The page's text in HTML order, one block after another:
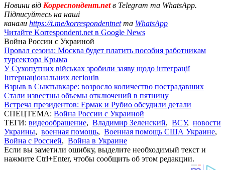
Новини від Корреспондент.netв Telegram та WhatsApp.
Підписуйтесь на наші
канали https://t.me/korrespondentnetта WhatsApp
Читайте Korrespondent.net в Google News
Война России с Украиной
Провал сезона: Москва будет платить пособия работникам
турсектора Крыма
У Сухопутних військах зробили заяву щодо інтеграції
Інтернаціональних легіонів
Взрыв в Сыктывкаре: возросло количество пострадавших
Стали известны объемы отключений в пятницу
Встреча президентов: Ермак и Рубио обсудили детали
СПЕЦТЕМА: Война России с Украиной
ТЕГИ: видеообращение, Владимир Зеленский, ВСУ, новости
Украины, военная помощь, Военная помощь США Украине,
Война с Россией, Война в Украине
Если вы заметили ошибку, выделите необходимый текст и
нажмите Ctrl+Enter, чтобы сообщить об этом редакции.